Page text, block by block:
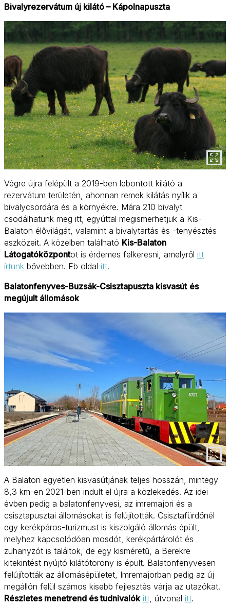
Bivalyrezervátum új kilátó – Kápolnapuszta
Végre újra felépült a 2019-ben lebontott kilátó a
rezervátum területén, ahonnan remek kilátás nyílik a
bivalycsordára és a környékre. Mára 210 bivalyt
csodálhatunk meg itt, egyúttal megismerhetjük a Kis-
Balaton élővilágát, valamint a bivalytartás és -tenyésztés
eszközeit. A közelben található Kis-Balaton
Látogatóközpontot is érdemes felkeresni, amelyről itt
írtunk bővebben. Fb oldal itt.
Balatonfenyves-Buzsák-Csisztapuszta kisvasút és
megújult állomások
A Balaton egyetlen kisvasútjának teljes hosszán, mintegy
8,3 km-en 2021-ben indult el újra a közlekedés. Az idei
évben pedig a balatonfenyvesi, az imremajori és a
csisztapusztai állomásokat is felújították. Csisztafürdőnél
egy kerékpáros-turizmust is kiszolgáló állomás épült,
melyhez kapcsolódóan mosdót, kerékpártárolót és
zuhanyzót is találtok, de egy kisméretű, a Berekre
kitekintést nyújtó kilátótorony is épült. Balatonfenyvesen
felújították az állomásépületet, Imremajorban pedig az új
megállón felül számos kisebb fejlesztés várja az utazókat.
Részletes menetrend és tudnivalók itt , útvonal itt.